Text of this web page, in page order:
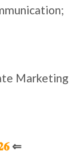
Marketing
⇐